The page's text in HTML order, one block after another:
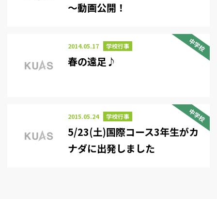
～動画公開！
中学校
2014.05.17 学校行事
春の遠足♪
中学校
2015.05.24 学校行事
5/23(土)国際コース3年生がカ
ナダに出発しました